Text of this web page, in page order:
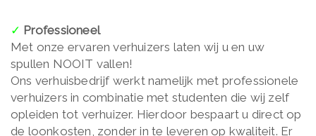
✓ Professioneel
Met onze ervaren verhuizers laten wij u en uw
spullen NOOIT vallen!
Ons verhuisbedrijf werkt namelijk met professionele
verhuizers in combinatie met studenten die wij zelf
opleiden tot verhuizer. Hierdoor bespaart u direct op
de loonkosten, zonder in te leveren op kwaliteit. Er